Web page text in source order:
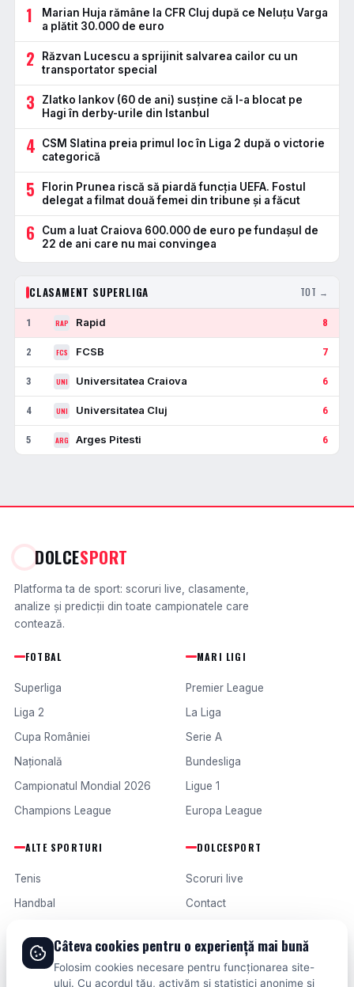
1
Marian Huja rămâne la CFR Cluj după ce Neluțu Varga
a plătit 30.000 de euro
2
Răzvan Lucescu a sprijinit salvarea cailor cu un
transportator special
3
Zlatko Iankov (60 de ani) susține că l-a blocat pe
Hagi în derby-urile din Istanbul
4
CSM Slatina preia primul loc în Liga 2 după o victorie
categorică
5
Florin Prunea riscă să piardă funcția UEFA. Fostul
delegat a filmat două femei din tribune și a făcut
6
Cum a luat Craiova 600.000 de euro pe fundașul de
22 de ani care nu mai convingea
CLASAMENT SUPERLIGA TOT →
1 RAP Rapid 8
2 FCS FCSB 7
3 UNI Universitatea Craiova 6
4 UNI Universitatea Cluj 6
5 ARG Arges Pitesti 6
DOLCESPORT
Platforma ta de sport: scoruri live, clasamente,
analize și predicții din toate campionatele care
contează.
FOTBAL
Superliga
Liga 2
Cupa României
Națională
Campionatul Mondial 2026
Champions League
MARI LIGI
Premier League
La Liga
Serie A
Bundesliga
Ligue 1
Europa League
ALTE SPORTURI
Tenis
Handbal
Formula 1
Fotbal intern
DOLCESPORT
Scoruri live
Contact
Termeni și condiții
Câteva cookies pentru o experiență mai bună
Folosim cookies necesare pentru funcționarea site-
ului. Cu acordul tău, activăm și statistici anonime și